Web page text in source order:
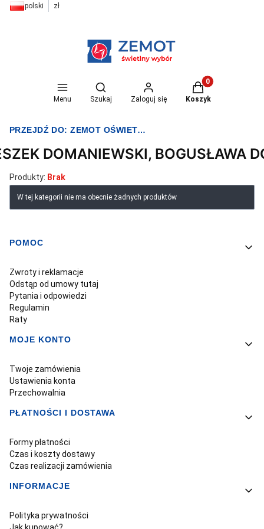
polski zł
Menu
Otwórz wyszukiwarkę
Szukaj Zaloguj się
Produkty w
Koszyk
PRZEJDŹ DO:ZEMOT OŚWIETLENIE I ELEKTRYKA
DOMANIEWSKI, BOGUSŁAWA
Produkty: Brak
Lista produktów
W tej kategorii nie ma obecnie żadnych produktów
Linki w stopce
POMOC
Zwroty i reklamacje
Odstąp od umowy tutaj
Pytania i odpowiedzi
Regulamin
Raty
MOJE KONTO
Twoje zamówienia
Ustawienia konta
Przechowalnia
PŁATNOŚCI I DOSTAWA
Formy płatności
Czas i koszty dostawy
Czas realizacji zamówienia
INFORMACJE
Polityka prywatności